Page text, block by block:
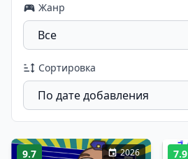
Жанр
Сортировка
9.7 2026 7.9